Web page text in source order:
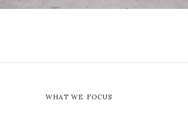
WHAT WE FOCUS